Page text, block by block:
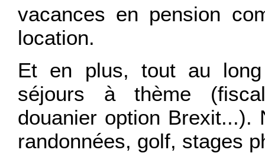
vacances en pension
location.
Et en plus, tout au
séjours à thème
douanier option Brexit...).
randonnées, golf, stages